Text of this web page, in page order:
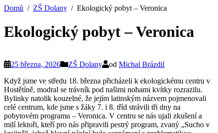
Domů ZŠ Dolany Ekologický pobyt – Veronica
Ekologický pobyt – Veronica
25 března, 2026 ZŠ Dolany od Michal Brázdil
Když jsme ve středu 18. března přicházeli k ekologickému centru v
Hostětíně, modral se trávník pod našimi nohami kvítky rozrazilu.
Bylinky natolik kouzelné, že jejím latinským názvem pojmenovali
celé centrum, kde jsme s žáky 7. i 8. tříd strávili tři dny na
pobytovém programu – Veronica. V centru se nás ujali zkušení a
milí lektoři, kteří pro nás připravili pestrý program, zvaný „Sucho v